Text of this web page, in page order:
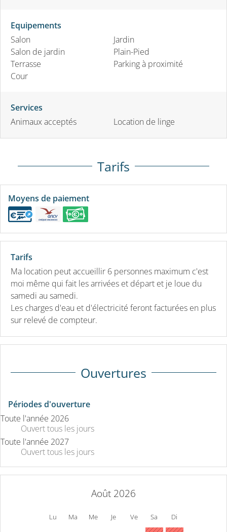
Equipements
Salon
Salon de jardin
Terrasse
Cour
Jardin
Plain-Pied
Parking à proximité
Services
Animaux acceptés
Location de linge
Tarifs
Moyens de paiement
Tarifs
Ma location peut accueillir 6 personnes maximum c'est
moi même qui fait les arrivées et départ et je loue du
samedi au samedi.
Les charges d'eau et d'électricité feront facturées en plus
sur relevé de compteur.
Ouvertures
Périodes d'ouverture
Toute l'année 2026
Ouverttous les jours
Toute l'année 2027
Ouverttous les jours
Août 2026
Lu Ma Me Je Ve Sa Di